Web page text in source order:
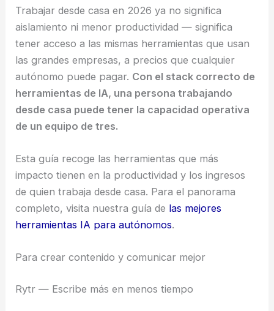
Trabajar desde casa en 2026 ya no significa
aislamiento ni menor productividad — significa
tener acceso a las mismas herramientas que usan
las grandes empresas, a precios que cualquier
autónomo puede pagar. Con el stack correcto de
herramientas de IA, una persona trabajando
desde casa puede tener la capacidad operativa
de un equipo de tres.
Esta guía recoge las herramientas que más
impacto tienen en la productividad y los ingresos
de quien trabaja desde casa. Para el panorama
completo, visita nuestra guía de las mejores
herramientas IA para autónomos.
Para crear contenido y comunicar mejor
Rytr — Escribe más en menos tiempo